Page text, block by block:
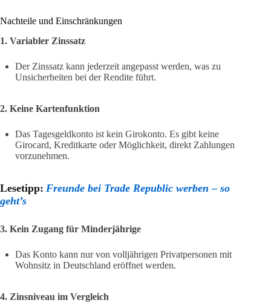
Nachteile und Einschränkungen
1. Variabler Zinssatz
Der Zinssatz kann jederzeit angepasst werden, was zu
Unsicherheiten bei der Rendite führt.
2. Keine Kartenfunktion
Das Tagesgeldkonto ist kein Girokonto. Es gibt keine
Girocard, Kreditkarte oder Möglichkeit, direkt Zahlungen
vorzunehmen.
Lesetipp: Freunde bei Trade Republic werben – so
geht’s
3. Kein Zugang für Minderjährige
Das Konto kann nur von volljährigen Privatpersonen mit
Wohnsitz in Deutschland eröffnet werden.
4. Zinsniveau im Vergleich